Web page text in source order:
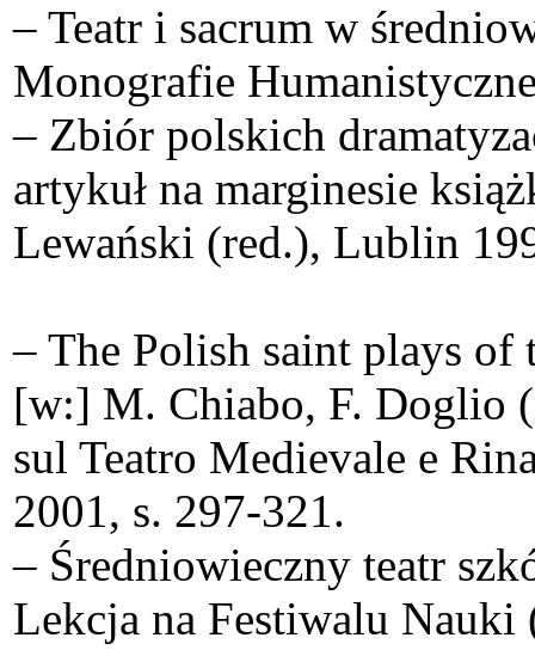
– Teatr i sacrum w
Monografie
– Zbiór polskich
artykuł na marginesie
Lewański (red.), Lublin
– The Polish saint plays of
[w:] M. Chiabo, F. Doglio
sul Teatro Medievale e
2001, s. 297-321.
– Średniowieczny teatr
Lekcja na Festiwalu